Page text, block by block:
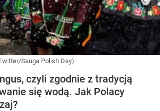
Sauga Polish Day)
czyli zgodnie z tradycją
się wodą. Jak Polacy